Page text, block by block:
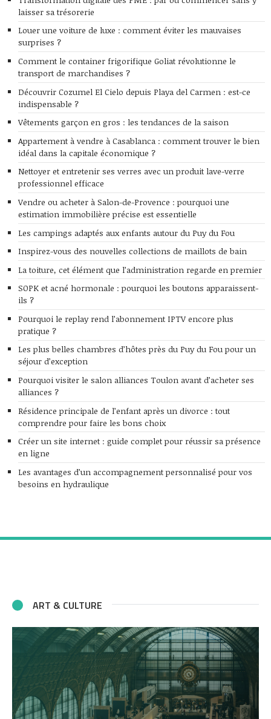
laisser sa trésorerie
Louer une voiture de luxe : comment éviter les mauvaises
surprises ?
Comment le container frigorifique Goliat révolutionne le
transport de marchandises ?
Découvrir Cozumel El Cielo depuis Playa del Carmen : est-ce
indispensable ?
Vêtements garçon en gros : les tendances de la saison
Appartement à vendre à Casablanca : comment trouver le bien
idéal dans la capitale économique ?
Nettoyer et entretenir ses verres avec un produit lave-verre
professionnel efficace
Vendre ou acheter à Salon-de-Provence : pourquoi une
estimation immobilière précise est essentielle
Les campings adaptés aux enfants autour du Puy du Fou
Inspirez-vous des nouvelles collections de maillots de bain
La toiture, cet élément que l’administration regarde en premier
SOPK et acné hormonale : pourquoi les boutons apparaissent-
ils ?
Pourquoi le replay rend l’abonnement IPTV encore plus
pratique ?
Les plus belles chambres d’hôtes près du Puy du Fou pour un
séjour d’exception
Pourquoi visiter le salon alliances Toulon avant d’acheter ses
alliances ?
Résidence principale de l’enfant après un divorce : tout
comprendre pour faire les bons choix
Créer un site internet : guide complet pour réussir sa présence
en ligne
Les avantages d’un accompagnement personnalisé pour vos
besoins en hydraulique
ART & CULTURE